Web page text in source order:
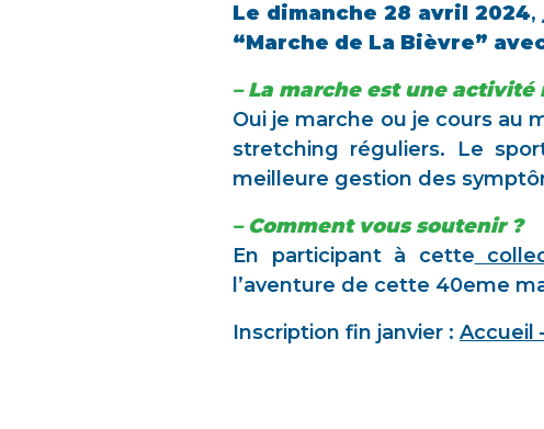
Le dimanche 28 avril 2024,
“Marche de La Bièvre”
– La marche est une
Oui je marche ou je cours au
stretching réguliers. Le
meilleure gestion des
– Comment vous soutenir ?
En participant à cette
l’aventure de cette 40eme
Inscription fin janvier : Accueil